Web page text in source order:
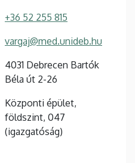
+36 52 255 815
vargaj@med.unideb.hu
4031 Debrecen Bartók
Béla út 2-26
Központi épület,
földszint, 047
(igazgatóság)